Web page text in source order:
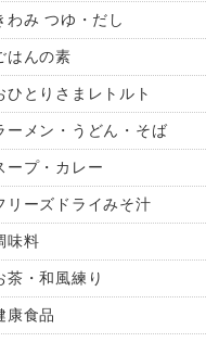
わみ つゆ・だし
はんの素
ひとりさまレトルト
ーメン・うどん・そば
ープ・カレー
リーズドライみそ汁
味料
茶・和風練り
康食品